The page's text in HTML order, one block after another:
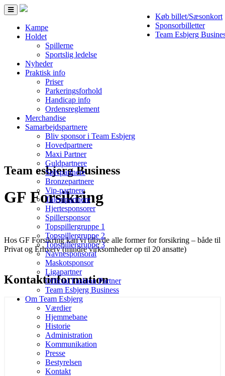
Køb billet/Sæsonkort
Sponsorbilletter
Team Esbjerg
Toggle
navigation
Kampe
Holdet
Spillerne
Sportslig ledelse
Nyheder
Praktisk info
Priser
Parkeringsforhold
Handicap info
Ordensreglement
Merchandise
Samarbejdspartnere
Bliv sponsor i Team Esbjerg
Hovedpartnere
Maxi Partner
Guldpartnere
Sølvpartnere
Bronzepartnere
Vip-partnere
Talentpartnere
Hjertesponsorer
Spillersponsor
Topspillergruppe 1
Topspillergruppe 2
Topspillergruppe 3
Navnesponsorat
Maskotsponsor
Ligapartner
Official Fashion Partner
Team Esbjerg Business
Om Team Esbjerg
Værdier
Hjemmebane
Historie
Administration
Kommunikation
Presse
Bestyrelsen
Kontakt
Team esbjerg Business
GF Forsikring
Hos GF Forsikring kan vi tilbyde alle former for forsikring – både til
Privat og Erhverv (mindre virksomheder op til 20 ansatte)
Kontaktinformation